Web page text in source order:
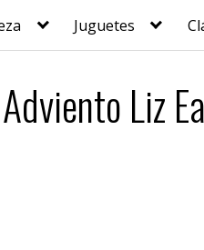
Juguetes
Liz